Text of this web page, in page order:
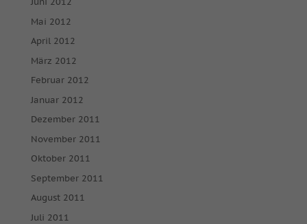
Mai 2012
April 2012
März 2012
Februar 2012
Januar 2012
Dezember 2011
November 2011
Oktober 2011
September 2011
August 2011
Juli 2011